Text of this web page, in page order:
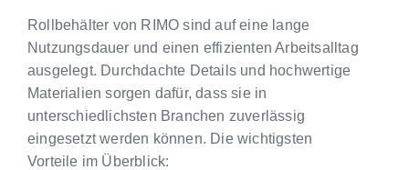
Rollbehälter von RIMO sind auf eine lange
Nutzungsdauer und einen effizienten Arbeitsalltag
ausgelegt. Durchdachte Details und hochwertige
Materialien sorgen dafür, dass sie in
unterschiedlichsten Branchen zuverlässig
eingesetzt werden können. Die wichtigsten
Vorteile im Überblick: